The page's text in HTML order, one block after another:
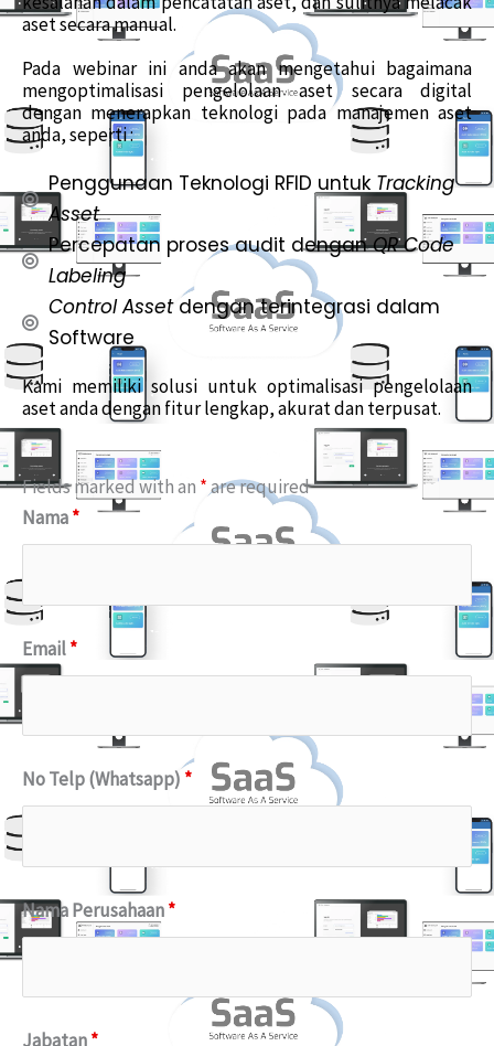
aset secara manual.
Pada webinar ini anda akan mengetahui bagaimana
mengoptimalisasi pengelolaan aset secara digital
dengan menerapkan teknologi pada manajemen aset
anda, seperti :
Penggunaan Teknologi RFID untuk Tracking
Asset
Percepatan proses audit denganQR Code
Labeling
Control Assetdengan terintegrasi dalam
Software
Kami memiliki solusi untuk optimalisasi pengelolaan
aset anda dengan fitur lengkap, akurat dan terpusat.
Fields marked with an *are required
Nama*
Email*
No Telp (Whatsapp) *
Nama Perusahaan*
Jabatan*